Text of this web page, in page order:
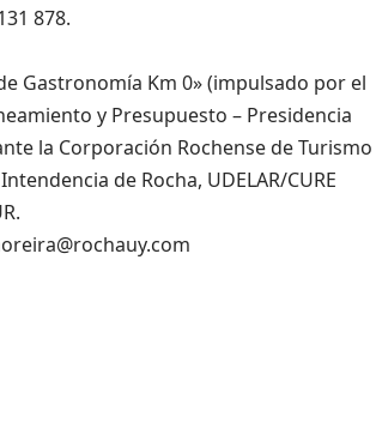
878.
Gastronomía Km 0» (impulsado por el
y Presupuesto – Presidencia
la Corporación Rochense de Turismo
de Rocha, UDELAR/CURE